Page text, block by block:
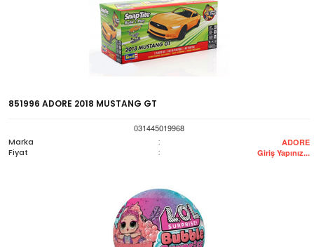
851996 ADORE 2018 MUSTANG GT
031445019968
Marka
: ADORE
Fiyat : Giriş Yapınız...